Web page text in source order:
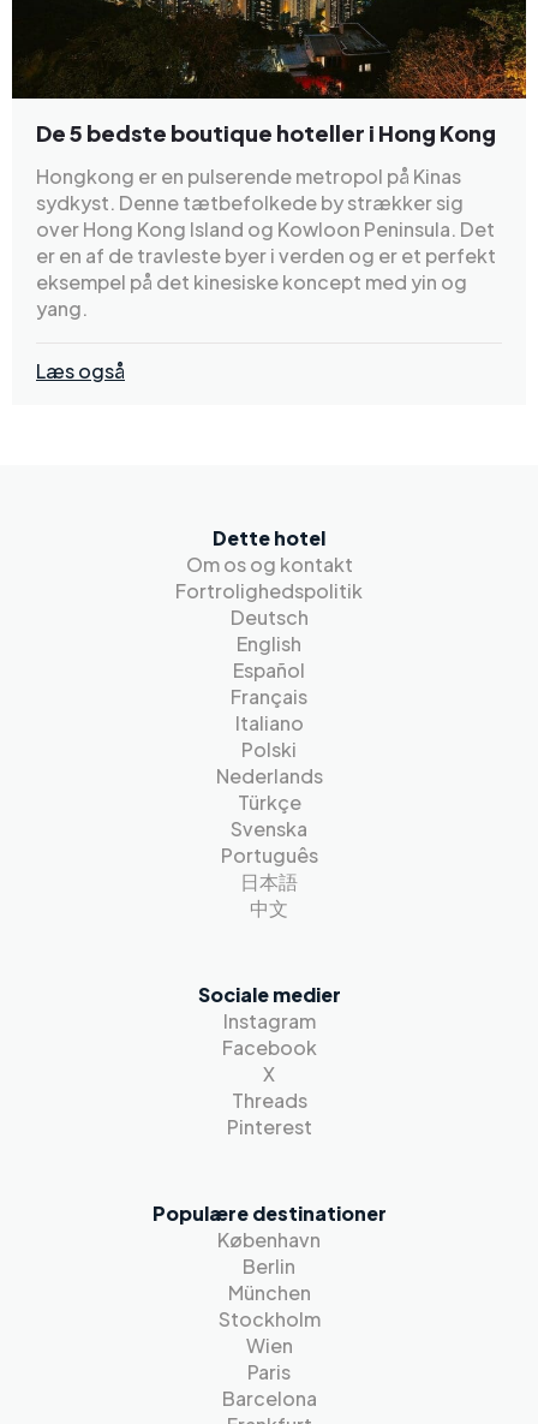
De 5 bedste boutique hoteller i Hong Kong
Hongkong er en pulserende metropol på Kinas
sydkyst. Denne tætbefolkede by strækker sig
over Hong Kong Island og Kowloon Peninsula. Det
er en af de travleste byer i verden og er et perfekt
eksempel på det kinesiske koncept med yin og
yang.
Læs også
Dette hotel
Om os og kontakt
Fortrolighedspolitik
Deutsch
English
Español
Français
Italiano
Polski
Nederlands
Türkçe
Svenska
Português
日本語
中文
Sociale medier
Instagram
Facebook
X
Threads
Pinterest
Populære destinationer
København
Berlin
München
Stockholm
Wien
Paris
Barcelona